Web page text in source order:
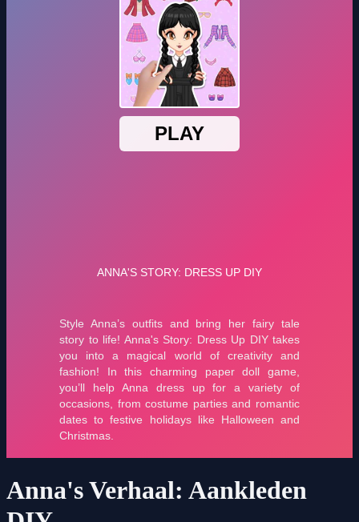
Anna's Verhaal: Aankleden